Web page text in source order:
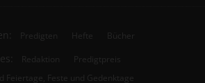
Predigten Hefte Bücher
Redaktion
Predigtpreis
Feiertage, Feste und Gedenktage